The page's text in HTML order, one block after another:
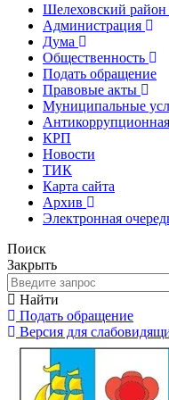
Шелеховский район
Администрация
Дума
Общественность
Подать обращение
Правовые акты
Муниципальные
Антикоррупционная
КРП
Новости
ТИК
Карта сайта
Архив
Электронная
Поиск
Закрыть
Найти
Подать обращение
Версия для